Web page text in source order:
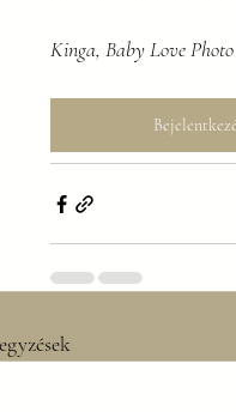
Kinga, Baby Love Photo